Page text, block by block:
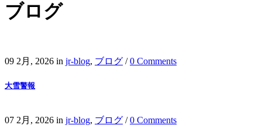
ブログ
09 2月, 2026 in jr-blog, ブログ /0 Comments
大雪警報
07 2月, 2026 in jr-blog, ブログ /0 Comments